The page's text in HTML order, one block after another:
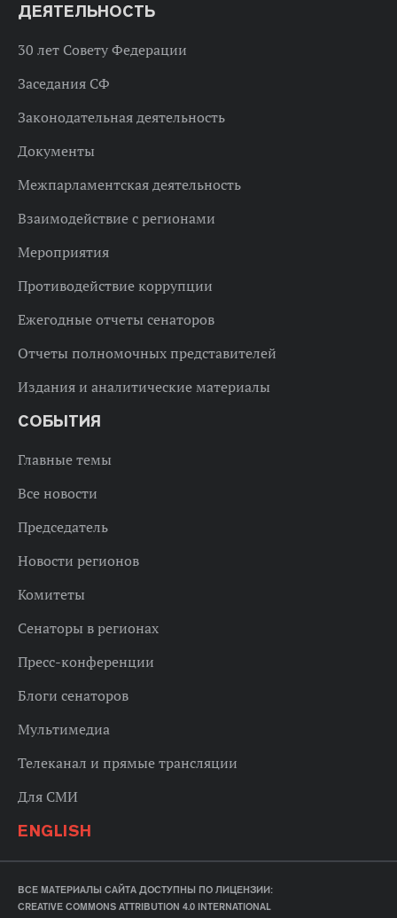
ДЕЯТЕЛЬНОСТЬ
30 лет Совету Федерации
Заседания СФ
Законодательная деятельность
Документы
Межпарламентская деятельность
Взаимодействие с регионами
Мероприятия
Противодействие коррупции
Ежегодные отчеты сенаторов
Отчеты полномочных представителей
Издания и аналитические материалы
СОБЫТИЯ
Главные темы
Все новости
Председатель
Новости регионов
Комитеты
Сенаторы в регионах
Пресс-конференции
Блоги сенаторов
Мультимедиа
Телеканал и прямые трансляции
Для СМИ
ENGLISH
ВСЕ МАТЕРИАЛЫ САЙТА ДОСТУПНЫ ПО ЛИЦЕНЗИИ:
CREATIVE COMMONS ATTRIBUTION 4.0 INTERNATIONAL